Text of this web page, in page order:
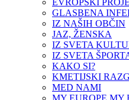
EVROPSKI
GLASBENA
IZ NAŠIH OBČIN
JAZ, ŽENSKA
IZ SVETA
IZ SVETA
KAKO SI?
KMETIJSKI
MED NAMI
MY EUROPE MY